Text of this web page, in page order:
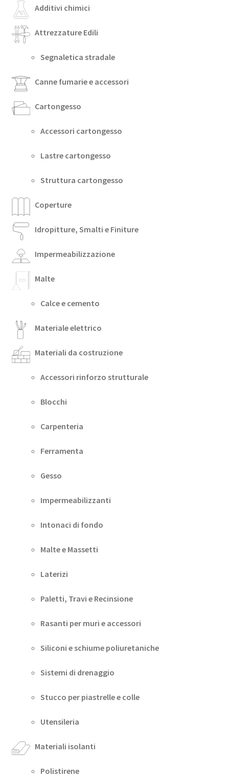
Additivi chimici
Attrezzature Edili
Segnaletica stradale
Canne fumarie e accessori
Cartongesso
Accessori cartongesso
Lastre cartongesso
Struttura cartongesso
Coperture
Idropitture, Smalti e Finiture
Impermeabilizzazione
Malte
Calce e cemento
Materiale elettrico
Materiali da costruzione
Accessori rinforzo strutturale
Blocchi
Carpenteria
Ferramenta
Gesso
Impermeabilizzanti
Intonaci di fondo
Malte e Massetti
Laterizi
Paletti, Travi e Recinsione
Rasanti per muri e accessori
Siliconi e schiume poliuretaniche
Sistemi di drenaggio
Stucco per piastrelle e colle
Utensileria
Materiali isolanti
Polistirene